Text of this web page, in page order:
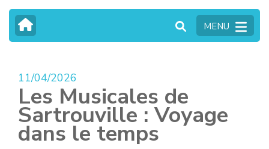
MENU
11/04/2026
Les Musicales de
Sartrouville : Voyage
dans le temps